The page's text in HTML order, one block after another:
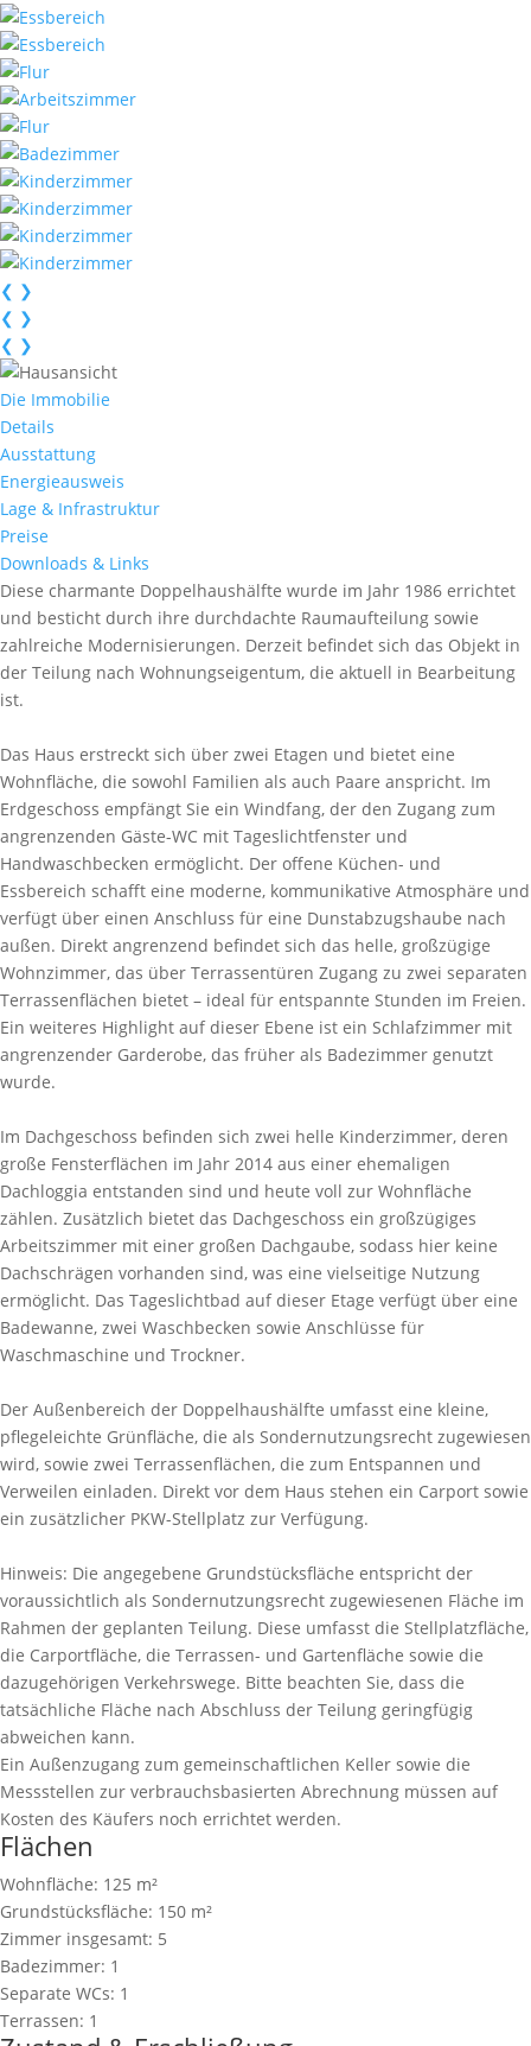
❮ ❯
❮ ❯
❮ ❯
Die Immobilie
Details
Ausstattung
Energieausweis
Lage & Infrastruktur
Preise
Downloads & Links
Diese charmante Doppelhaushälfte wurde im Jahr 1986 errichtet
und besticht durch ihre durchdachte Raumaufteilung sowie
zahlreiche Modernisierungen. Derzeit befindet sich das Objekt in
der Teilung nach Wohnungseigentum, die aktuell in Bearbeitung
ist.
Das Haus erstreckt sich über zwei Etagen und bietet eine
Wohnfläche, die sowohl Familien als auch Paare anspricht. Im
Erdgeschoss empfängt Sie ein Windfang, der den Zugang zum
angrenzenden Gäste-WC mit Tageslichtfenster und
Handwaschbecken ermöglicht. Der offene Küchen- und
Essbereich schafft eine moderne, kommunikative Atmosphäre und
verfügt über einen Anschluss für eine Dunstabzugshaube nach
außen. Direkt angrenzend befindet sich das helle, großzügige
Wohnzimmer, das über Terrassentüren Zugang zu zwei separaten
Terrassenflächen bietet – ideal für entspannte Stunden im Freien.
Ein weiteres Highlight auf dieser Ebene ist ein Schlafzimmer mit
angrenzender Garderobe, das früher als Badezimmer genutzt
wurde.
Im Dachgeschoss befinden sich zwei helle Kinderzimmer, deren
große Fensterflächen im Jahr 2014 aus einer ehemaligen
Dachloggia entstanden sind und heute voll zur Wohnfläche
zählen. Zusätzlich bietet das Dachgeschoss ein großzügiges
Arbeitszimmer mit einer großen Dachgaube, sodass hier keine
Dachschrägen vorhanden sind, was eine vielseitige Nutzung
ermöglicht. Das Tageslichtbad auf dieser Etage verfügt über eine
Badewanne, zwei Waschbecken sowie Anschlüsse für
Waschmaschine und Trockner.
Der Außenbereich der Doppelhaushälfte umfasst eine kleine,
pflegeleichte Grünfläche, die als Sondernutzungsrecht zugewiesen
wird, sowie zwei Terrassenflächen, die zum Entspannen und
Verweilen einladen. Direkt vor dem Haus stehen ein Carport sowie
ein zusätzlicher PKW-Stellplatz zur Verfügung.
Hinweis: Die angegebene Grundstücksfläche entspricht der
voraussichtlich als Sondernutzungsrecht zugewiesenen Fläche im
Rahmen der geplanten Teilung. Diese umfasst die Stellplatzfläche,
die Carportfläche, die Terrassen- und Gartenfläche sowie die
dazugehörigen Verkehrswege. Bitte beachten Sie, dass die
tatsächliche Fläche nach Abschluss der Teilung geringfügig
abweichen kann.
Ein Außenzugang zum gemeinschaftlichen Keller sowie die
Messstellen zur verbrauchsbasierten Abrechnung müssen auf
Kosten des Käufers noch errichtet werden.
Flächen
Wohnfläche: 125 m²
Grundstücksfläche: 150 m²
Zimmer insgesamt: 5
Badezimmer: 1
Separate WCs: 1
Terrassen: 1